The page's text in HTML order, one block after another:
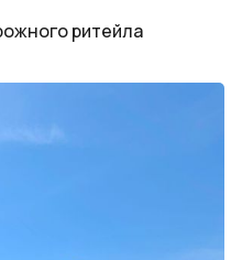
обучение
ритейла